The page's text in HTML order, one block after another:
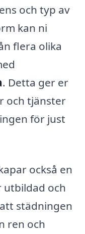
och typ av
kan ni
flera olika
. Detta ger er
och tjänster
för just
också en
utbildad och
städningen
ren och